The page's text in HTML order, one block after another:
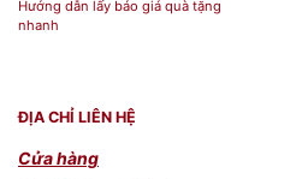
Hướng dẫn lấy báo giá quà tặng
nhanh
ĐỊA CHỈ LIÊN HỆ
Cửa hàng